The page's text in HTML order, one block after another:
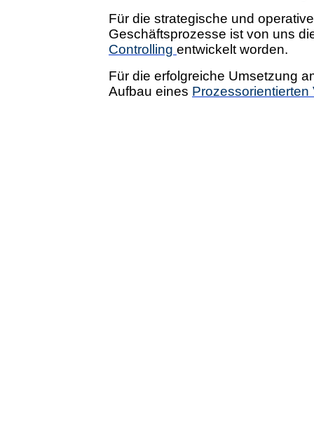
Für die strategische und
Geschäftsprozesse ist von uns
Controlling entwickelt worden.
Für die erfolgreiche Umsetzung
Aufbau eines